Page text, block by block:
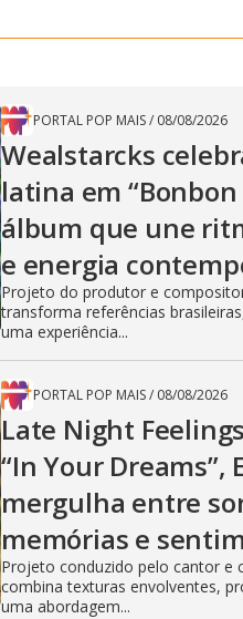
PORTAL POP MAIS/ 08/08/2026
Wealstarcks
latina em “Bonbon
álbum que une
e energia
Projeto do produtor e
transforma referências
uma experiência...
PORTAL POP MAIS/ 08/08/2026
Late Night
“In Your Dreams”,
mergulha entre
memórias e
Projeto conduzido pelo cantor e
combina texturas envolventes,
uma abordagem...